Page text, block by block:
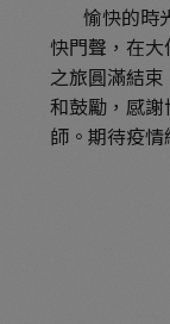
愉快的時
快門聲，在
之旅圓滿結
和鼓勵，感
師。期待疫情